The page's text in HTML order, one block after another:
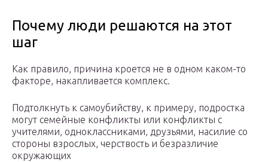
Почему люди решаются на этот
шаг
Как правило, причина кроется не в одном каком-то
факторе, накапливается комплекс.
Подтолкнуть к самоубийству, к примеру, подростка
могут семейные конфликты или конфликты с
учителями, одноклассниками, друзьями, насилие со
стороны взрослых, черствость и безразличие
окружающих